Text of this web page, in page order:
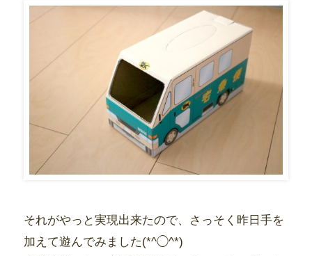
それがやっと実現出来たので、さっそく昨日手を
加えて遊んでみました(*^◯^*)